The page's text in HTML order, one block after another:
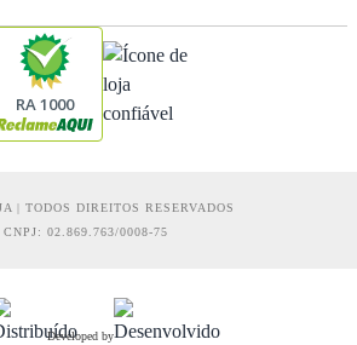
RA 1000
| TODOS DIREITOS RESERVADOS
CNPJ: 02.869.763/0008-75
Developed by